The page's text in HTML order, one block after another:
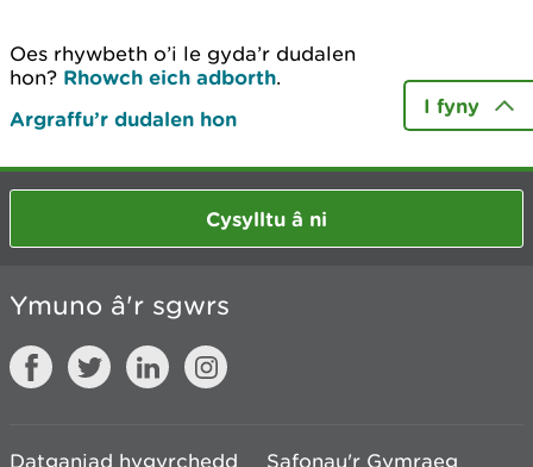
Oes rhywbeth o’i le gyda’r dudalen
hon? Rhowch eich adborth.
Argraffu’r dudalen hon
I fyny
Cysylltu â ni
Ymuno â'r sgwrs
Datganiad hygyrchedd Safonau'r Gymraeg